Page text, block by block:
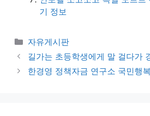
기 정보
카
테
리
자유게시판
길가는 초등학생에게 말 걸다가
한경영 정책자금 연구소 국민행